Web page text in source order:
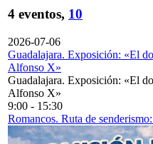
4 eventos, 10
2026-07-06
Guadalajara. Exposición: «El
Alfonso X»
Guadalajara. Exposición: «El
Alfonso X»
9:00 - 15:30
Romancos. Ruta de